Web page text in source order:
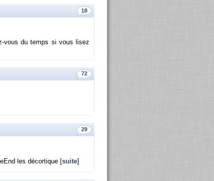
18
vous du temps si vous lisez
72
29
les dé­cor­tique [ suite